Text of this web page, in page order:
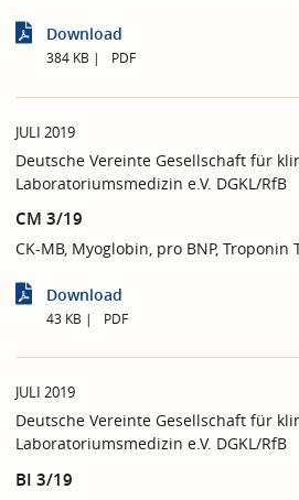
Download
384 KB PDF
JULI 2019
Deutsche Vereinte Gesellschaft für
Laboratoriumsmedizin e.V. DGKL/RfB
CM 3/19
CK-MB, Myoglobin, pro BNP, Troponin
Download
43 KB PDF
JULI 2019
Deutsche Vereinte Gesellschaft für
Laboratoriumsmedizin e.V. DGKL/RfB
BI 3/19